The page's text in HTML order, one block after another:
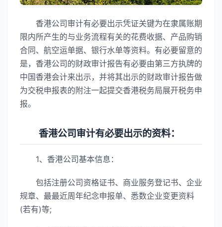
香港公司审计有必要出示凭证关键为在隶属账期
限内所产生的与业务流程有关的花费收据、产品购销
合同、航空运单据、银行水单等资料。有必要留意的
是，香港公司的财政审计报告有必要由第三方执牌的
中国香港会计来出示，并将其出示的财政审计报告做
为交税申报表的附注一起提交香港税务局展开税务申
报。
香港公司审计有必要出示的资料：
1、香港公司基本信息：
包括注册公司资格证书、商业服务登记书、企业
规章、最最近周年纪念申报单、悉数企业变更资料
(若有)等;